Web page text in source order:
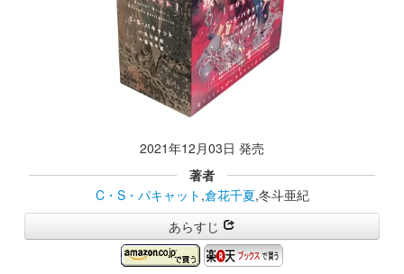
2021年12月03日 発売
著者
C・S・パキャット ,倉花千夏,冬斗亜紀
あらすじ